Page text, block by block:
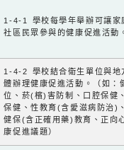
1-4-1 學校每學年舉辦可讓家
社區民眾參與的健康促進活動
1-4-2 學校結合衛生單位與地
體辦理健康促進活動。（如：
位、菸(檳)害防制、口腔保健
保健、性教育(含愛滋病防治)
健保(含正確用藥)教育、正向
康促進議題）